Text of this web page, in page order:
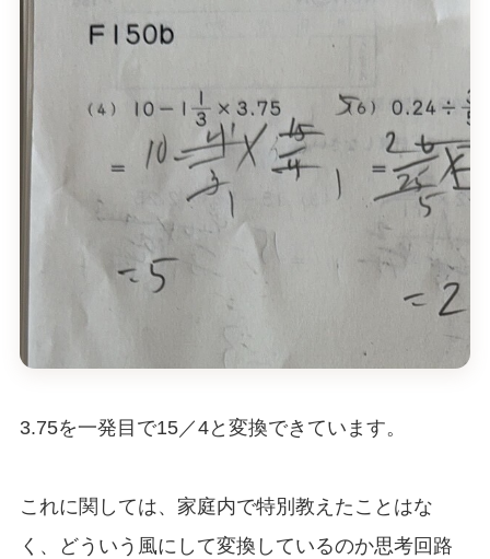
3.75を一発目で15／4と変換できています。
これに関しては、家庭内で特別教えたことはな
く、どういう風にして変換しているのか思考回路